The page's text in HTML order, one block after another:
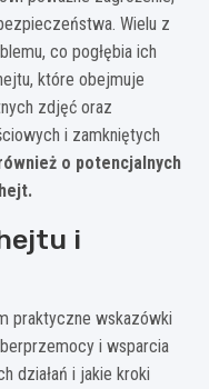
Wielu z
co pogłębia ich
które obejmuje
zdjęć oraz
i zamkniętych
o potencjalnych
i
praktyczne wskazówki
i wsparcia
działań i jakie kroki